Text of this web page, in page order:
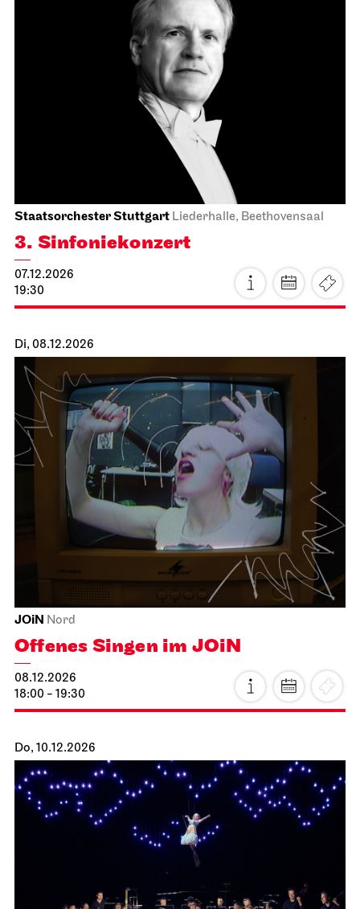
Staatsoper StuttgartOpernhaus
Lady Macbeth von Mzensk
19.11.2026
19:00
Schauspiel Stuttgart
Tanzende Idioten
19.11.2026
19:30
Fr, 20.11.2026